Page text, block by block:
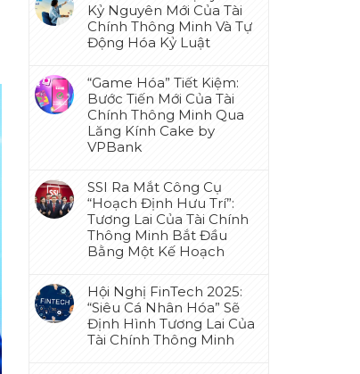
Kỷ Nguyên Mới Của Tài
Chính Thông Minh Và Tự
Động Hóa Kỷ Luật
“Game Hóa” Tiết Kiệm:
Bước Tiến Mới Của Tài
Chính Thông Minh Qua
Lăng Kính Cake by
VPBank
SSI Ra Mắt Công Cụ
“Hoạch Định Hưu Trí”:
Tương Lai Của Tài Chính
Thông Minh Bắt Đầu
Bằng Một Kế Hoạch
Hội Nghị FinTech 2025:
“Siêu Cá Nhân Hóa” Sẽ
Định Hình Tương Lai Của
Tài Chính Thông Minh